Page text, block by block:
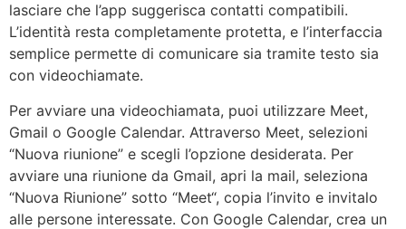
lasciare che l’app suggerisca contatti compatibili.
L’identità resta completamente protetta, e l’interfaccia
semplice permette di comunicare sia tramite testo sia
con videochiamate.
Per avviare una videochiamata, puoi utilizzare Meet,
Gmail o Google Calendar. Attraverso Meet, selezioni
“Nuova riunione” e scegli l’opzione desiderata. Per
avviare una riunione da Gmail, apri la mail, seleziona
“Nuova Riunione” sotto “Meet“, copia l’invito e invitalo
alle persone interessate. Con Google Calendar, crea un